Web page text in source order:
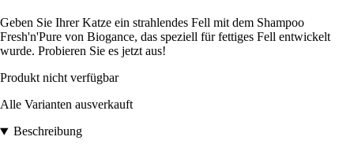
Geben Sie Ihrer Katze ein strahlendes Fell mit dem Shampoo
Fresh'n'Pure von Biogance, das speziell für fettiges Fell entwickelt
wurde. Probieren Sie es jetzt aus!
Produkt nicht verfügbar
Alle Varianten ausverkauft
Beschreibung